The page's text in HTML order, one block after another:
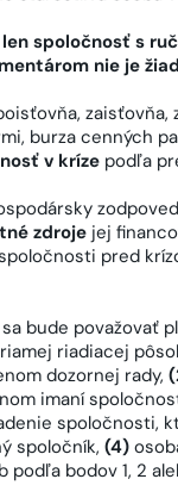
len spoločnosť s
nie je
burza cenných
v kríze podľa
zdroje jej
pred
sa bude považovať
riadiacej
dozornej rady,
imaní
spoločnosti,
spoločník, (4)
bodov 1, 2